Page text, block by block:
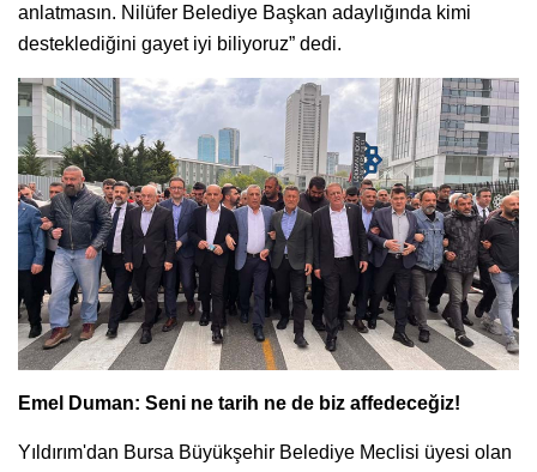
anlatmasın. Nilüfer Belediye Başkan adaylığında kimi
desteklediğini gayet iyi biliyoruz” dedi.
Emel Duman: Seni ne tarih ne de biz affedeceğiz!
Yıldırım'dan Bursa Büyükşehir Belediye Meclisi üyesi olan